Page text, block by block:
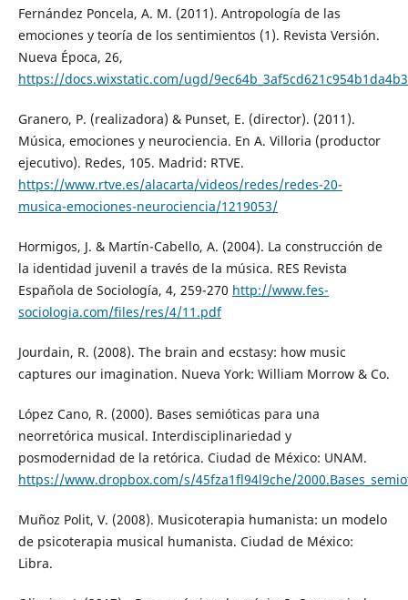
Fernández Poncela, A. M. (2011). Antropología de las
emociones y teoría de los sentimientos (1). Revista Versión.
Nueva Época, 26,
https://docs.wixstatic.com/ugd/
Granero, P. (realizadora) & Punset, E. (director). (2011).
Música, emociones y neurociencia. En A. Villoria (productor
ejecutivo). Redes, 105. Madrid: RTVE.
https://www.rtve.es/alacarta/videos/redes/redes-20-
musica-emociones-neurociencia/1219053/
Hormigos, J. & Martín-Cabello, A. (2004). La construcción de
la identidad juvenil a través de la música. RES Revista
Española de Sociología, 4, 259-270 http://www.fes-
sociologia.com/files/res/4/11.pdf
Jourdain, R. (2008). The brain and ecstasy: how music
captures our imagination. Nueva York: William Morrow & Co.
López Cano, R. (2000). Bases semióticas para una
neorretórica musical. Interdisciplinariedad y
posmodernidad de la retórica. Ciudad de México: UNAM.
https://www.dropbox.com/s/45fza1fl94l9che/
Muñoz Polit, V. (2008). Musicoterapia humanista: un modelo
de psicoterapia musical humanista. Ciudad de México:
Libra.